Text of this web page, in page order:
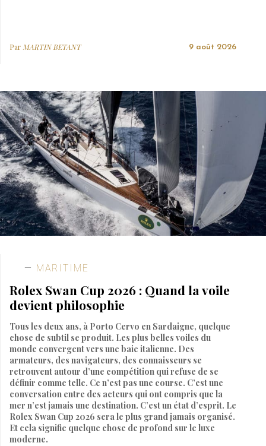
Par MARTIN BETANT 9 août 2026
MARITIME
Rolex Swan Cup 2026 : Quand la voile
devient philosophie
Tous les deux ans, à Porto Cervo en Sardaigne, quelque
chose de subtil se produit. Les plus belles voiles du
monde convergent vers une baie italienne. Des
armateurs, des navigateurs, des connaisseurs se
retrouvent autour d’une compétition qui refuse de se
définir comme telle. Ce n’est pas une course. C’est une
conversation entre des acteurs qui ont compris que la
mer n’est jamais une destination. C’est un état d’esprit. Le
Rolex Swan Cup 2026 sera le plus grand jamais organisé.
Et cela signifie quelque chose de profond sur le luxe
moderne.